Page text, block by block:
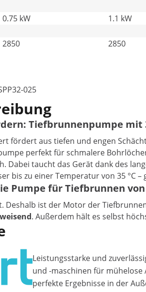
0.75 kW 1.1 kW
2850 2850
025
Tiefbrunnenpumpe mit
fördert aus tiefen und engen
perfekt für schmalere
Dabei taucht das Gerät dank des
bis zu einer Temperatur von 35 °C
Pumpe für Tiefbrunnen
Deshalb ist der Motor der
. Außerdem hält es selbst
Leistungsstarke und
und -maschinen für mühelose
perfekte Ergebnisse in der